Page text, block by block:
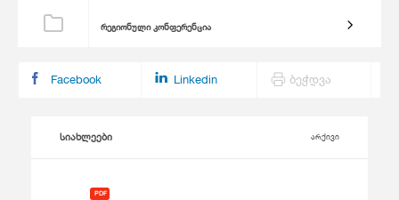
რეგიონული კონფერენცია
Facebook Linkedin ბეჭდვა
სიახლეები არქივი
PDF